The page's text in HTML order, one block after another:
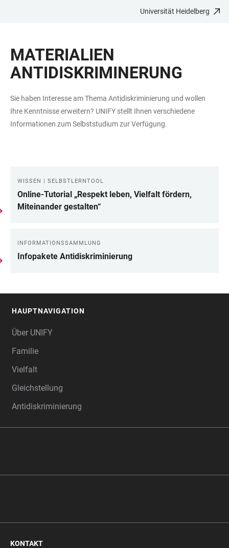
BARRIEREFREIHEIT
Universität Heidelberg
MATERIALIEN
ANTIDISKRIMINERUNG
Sie haben Interesse am Thema Antidiskriminierung und wollen
Ihre Kenntnisse erweitern? UNIFY stellt Ihnen verschiedene
Informationen zum Selbststudium zur Verfügung.
LINKS
WISSEN | SELBSTLERNTOOL
Online-Tutorial „Respekt leben, Vielfalt fördern,
Miteinander gestalten“
INFORMATIONSSAMMLUNG
Infopakete Antidiskriminierung
HAUPTNAVIGATION
Über UNIFY
Familie
Vielfalt
Gleichstellung
Antidiskriminierung
KONTAKT